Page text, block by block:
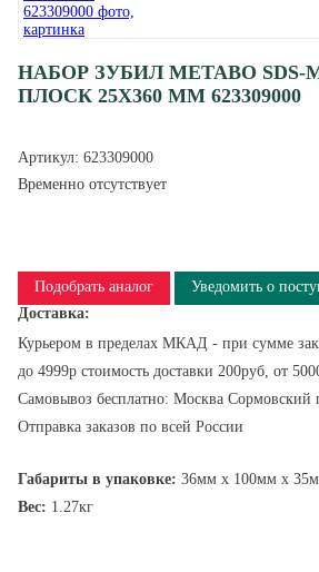
НАБОР ЗУБИЛ METABO SDS-
ПЛОСК 25Х360 ММ 623309000
Артикул: 623309000
Временно отсутствует
Подобрать аналог
Уведомить о
Доставка:
Курьером в пределах МКАД - при сумме
до 4999р стоимость доставки 200руб, от
Самовывоз бесплатно: Москва Сормовский
Отправка заказов по всей России
Габариты в упаковке: 36мм x 100мм x
Вес: 1.27кг